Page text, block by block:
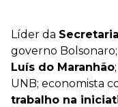
Líder da
governo
Luís do Maranhão;
UNB; economista
trabalho na